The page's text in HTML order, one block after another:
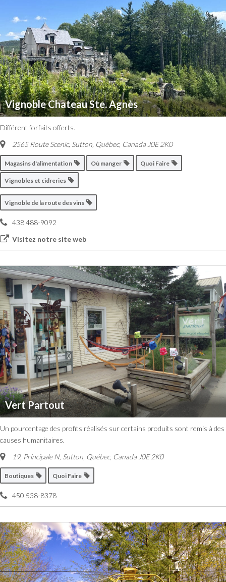
Vignoble Chateau Ste. Agnès
Différent forfaits offerts.
2565 Route Scenic, Sutton Québec, Canada J0E 2K0
Magasins d'alimentation Où manger Quoi Faire
Vignobles et cidreries
Vignoble de la route des vins
438 488-9092
Visitez notre site web
Vert Partout
Un pourcentage des profits réalisés sur certains produits sont remis à des
causes humanitaires.
19, Principale N, Sutton, Québec, CanadaJ0E 2K0
Boutiques Quoi Faire
450 538-8378